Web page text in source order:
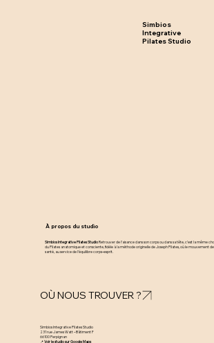
Simbios
Integrative
Pilates Studio
À propos du studio
Simbios Integrative Pilates StudioRetrouver de l’aisance dans son corps ou dans sa tête, c’est la même
du Pilates anatomique et consciente, fidèle à la méthode originelle de Joseph Pilates, où le mouvement
santé, au service de l’équilibre corps–esprit.
OÙ NOUS TROUVER ?
Simbios Integrative Pilates Studio
231 rue James Watt – Bâtiment F
66100 Perpignan
📍 Voir le studio sur Google Maps